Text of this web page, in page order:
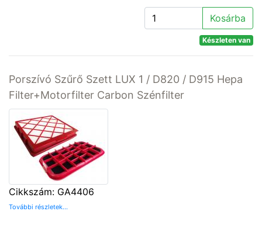
Kosárba
Készleten van
Porszívó Szűrő Szett LUX 1 / D820 / D915 Hepa
Filter+Motorfilter Carbon Szénfilter
Cikkszám: GA4406
További részletek...